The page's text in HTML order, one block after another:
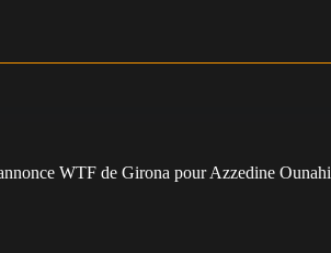
WTF de Girona pour Azzedine Ounahi